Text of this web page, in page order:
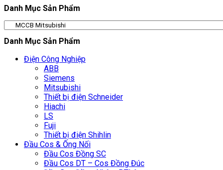
Danh Mục Sản Phẩm
Danh Mục Sản Phẩm
Điện Công Nghiệp
ABB
Siemens
Mitsubishi
Thiết bị điện Schneider
Hiachi
LS
Fuji
Thiết bị điện Shihlin
Đầu Cos & Ống Nối
Đầu Cos Đồng SC
Đầu Cos DT – Cos Đồng Đúc